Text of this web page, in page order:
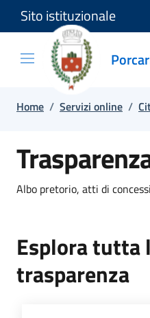
Salta e vai al contenuto
Salta e vai al footer
Sito istituzionale
Home / Servizi online /
Albo pretorio, atti di
Esplora tutta
trasparenza